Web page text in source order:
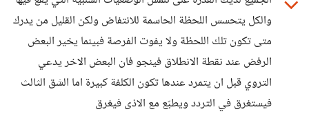
والكل يتحسس اللحظة الحاسمة للانتفاض ولكن القليل من يدرك
متى تكون تلك اللحظة ولا يفوت الفرصة فبينما يخير البعض
الرفض عند نقطة الانطلاق فينجو فان البعض الاخر يدعي
التروي قبل ان يتمرد عندها تكون الكلفة كبيرة اما الشق الثالث
فيستغرق في التردد ويطبّع مع الاذى فيغرق